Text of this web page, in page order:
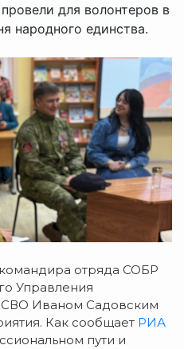
для волонтеров в
народного единства.
отряда СОБР
Управления
СВО Иваном Садовским
Как сообщает РИА
пути и